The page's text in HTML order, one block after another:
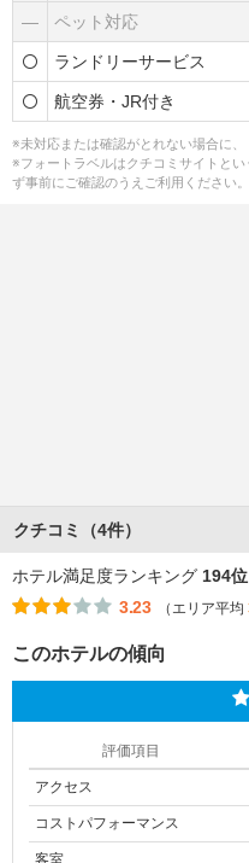
― ペット対応
ランドリーサービス
航空券・JR付き
※未対応または確認がとれない場合に
※フォートラベルはクチコミサイトと
ず事前にご確認のうえご利用ください。
クチコミ（4件）
ホテル満足度ランキング 194位
3.23 （エリア平均
このホテルの傾向
評価項目
アクセス
コストパフォーマンス
客室